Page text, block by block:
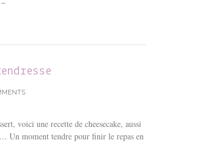
→
voici une recette de cheesecake, aussi
Un moment tendre pour finir le repas en